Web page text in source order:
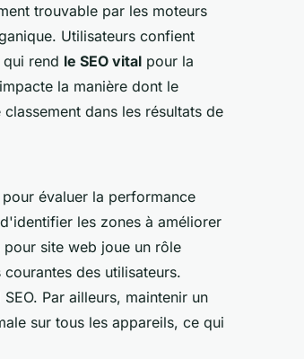
trouvable par les moteurs
Utilisateurs confient
rend le SEO vital pour la
la manière dont le
dans les résultats de
évaluer la performance
les zones à améliorer
site web joue un rôle
des utilisateurs.
Par ailleurs, maintenir un
sur tous les appareils, ce qui